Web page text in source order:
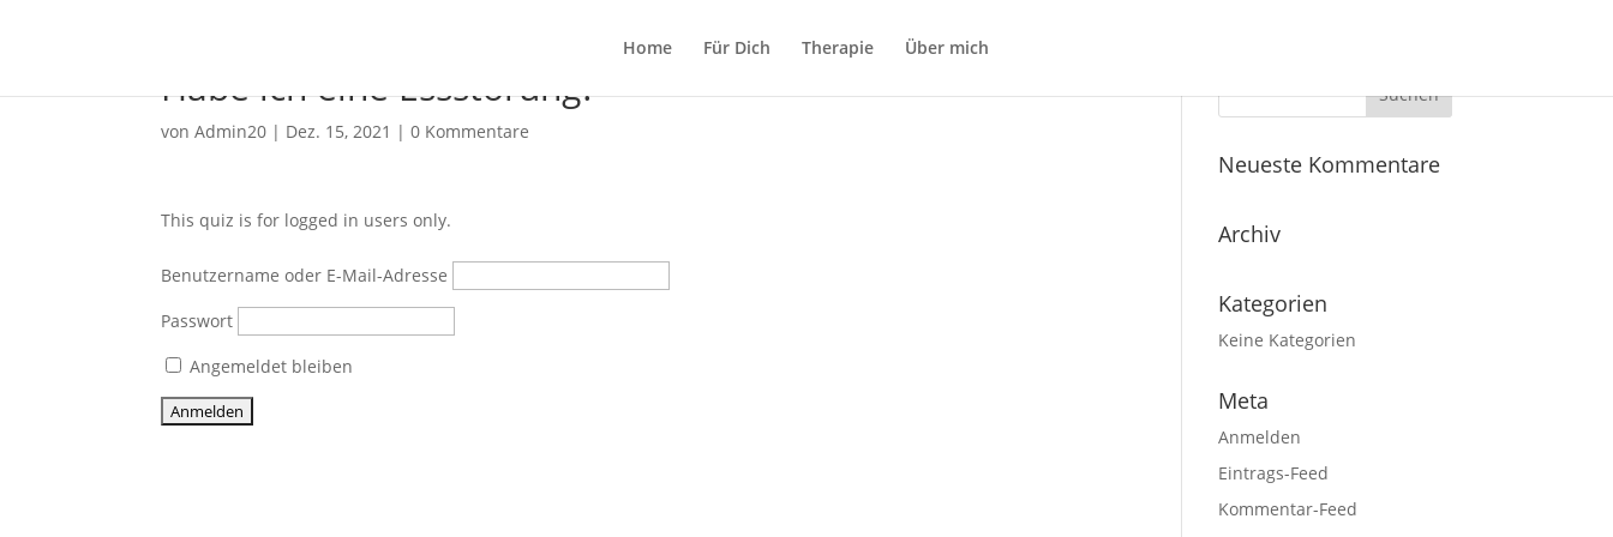
Home Für Dich Therapie Über mich
Habe ich eine Essstörung?
vonAdmin20 | Dez. 15, 2021 |0 Kommentare
This quiz is for logged in users only.
Benutzername oder E-Mail-Adresse
Passwort
Angemeldet bleiben
Neueste Kommentare
Archiv
Kategorien
Keine Kategorien
Meta
Anmelden
Eintrags-Feed
Kommentar-Feed